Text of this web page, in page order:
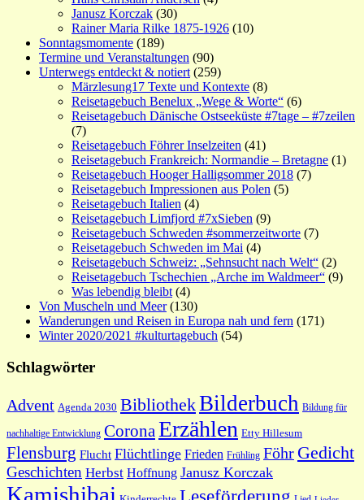
Janusz Korczak (30)
Rainer Maria Rilke 1875-1926 (10)
Sonntagsmomente (189)
Termine und Veranstaltungen (90)
Unterwegs entdeckt & notiert (259)
Märzlesung17 Texte und Kontexte (8)
Reisetagebuch Benelux „Wege & Worte“ (6)
Reisetagebuch Dänische Ostseeküste #7tage – #7zeilen
(7)
Reisetagebuch Föhrer Inselzeiten (41)
Reisetagebuch Frankreich: Normandie – Bretagne (1)
Reisetagebuch Hooger Halligsommer 2018 (7)
Reisetagebuch Impressionen aus Polen (5)
Reisetagebuch Italien (4)
Reisetagebuch Limfjord #7xSieben (9)
Reisetagebuch Schweden #sommerzeitworte (7)
Reisetagebuch Schweden im Mai (4)
Reisetagebuch Schweiz: „Sehnsucht nach Welt“ (2)
Reisetagebuch Tschechien „Arche im Waldmeer“ (9)
Was lebendig bleibt (4)
Von Muscheln und Meer(130)
Wanderungen und Reisen in Europa nah und fern (171)
Winter 2020/2021 #kulturtagebuch (54)
Schlagwörter
Advent Agenda 2030 BibliothekBilderbuch Bildung für
nachhaltige Entwicklung Corona Erzählen Etty Hillesum
Flensburg Flucht Flüchtlinge Frieden Frühling Föhr Gedicht
Geschichten Herbst Hoffnung Janusz Korczak
Kamishibai